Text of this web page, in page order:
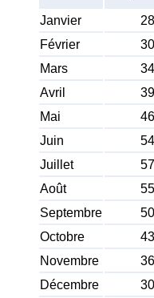
Janvier
Février
Mars
Avril
Mai
Juin
Juillet
Août
Septembre
Octobre
Novembre
Décembre